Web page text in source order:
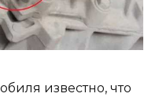
известно, что